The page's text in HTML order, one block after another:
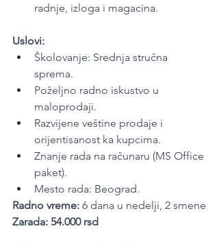
radnje, izloga i magacina.
Uslovi:
Školovanje: Srednja stručna
sprema.
Poželjno radno iskustvo u
maloprodaji.
Razvijene veštine prodaje i
orijentisanost ka kupcima.
Znanje rada na računaru (MS Office
paket).
Mesto rada: Beograd.
Radno vreme: 6 dana u nedelji, 2 smene
Zarada: 54.000 rsd